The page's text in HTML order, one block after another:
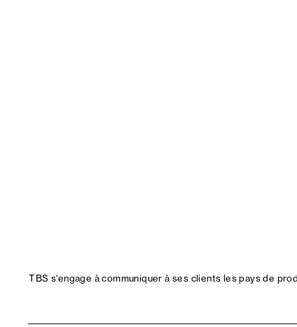
TBS s'engage à communiquer à ses clients les pays de